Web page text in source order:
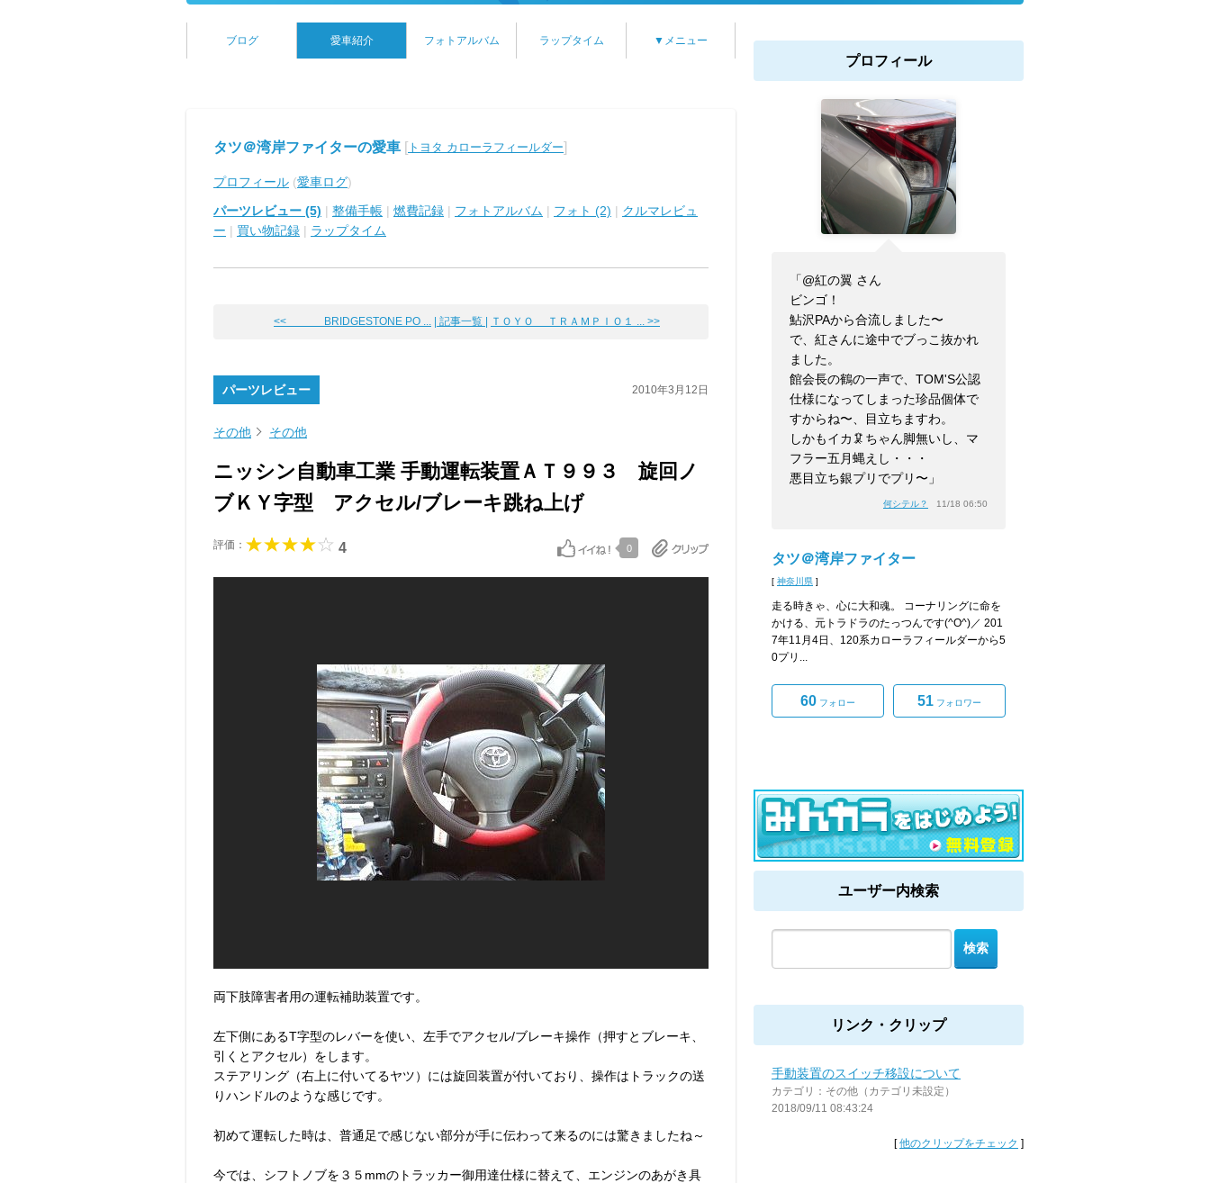
ブログ 愛車紹介 フォトアルバム ラップタイム ▼メニュー
タツ＠湾岸ファイターの愛車 [ トヨタ カローラフィールダー]
プロフィール (愛車ログ)
パーツレビュー (5) | 整備手帳 | 燃費記録 | フォトアルバム | フォト (2) | クルマレビュ
ー | 買い物記録 | ラップタイム
<< BRIDGESTONE PO ... | 記事一覧 | ＴＯＹＯ ＴＲＡＭＰＩＯ１ ... >>
パーツレビュー 2010年3月12日
その他 その他
ニッシン自動車工業 手動運転装置ＡＴ９９３ 旋回ノ
ブＫＹ字型 アクセル/ブレーキ跳ね上げ
評価： 4 0
両下肢障害者用の運転補助装置です。
左下側にあるT字型のレバーを使い、左手でアクセル/ブレーキ操作（押すとブレーキ、
引くとアクセル）をします。
ステアリング（右上に付いてるヤツ）には旋回装置が付いており、操作はトラックの送
りハンドルのような感じです。
初めて運転した時は、普通足で感じない部分が手に伝わって来るのには驚きましたね～
今では、シフトノブを３５mmのトラッカー御用達仕様に替えて、エンジンのあがき具
プロフィール
「@紅の翼 さん
ビンゴ！
鮎沢PAから合流しました〜
で、紅さんに途中でブっこ抜かれ
ました。
館会長の鶴の一声で、TOM'S公認
仕様になってしまった珍品個体で
すからね〜、目立ちますわ。
しかもイカ🦑ちゃん脚無いし、マ
フラー五月蝿えし・・・
悪目立ち銀プリでプリ〜」
何シテル？ 11/18 06:50
タツ＠湾岸ファイター
[ 神奈川県 ]
走る時きゃ、心に大和魂。 コーナリングに命を
かける、元トラドラのたっつんです(^O^)／ 201
7年11月4日、120系カローラフィールダーから5
0プリ...
60 フォロー 51 フォロワー
ユーザー内検索
リンク・クリップ
手動装置のスイッチ移設について
カテゴリ：その他（カテゴリ未設定）
2018/09/11 08:43:24
[他のクリップをチェック ]